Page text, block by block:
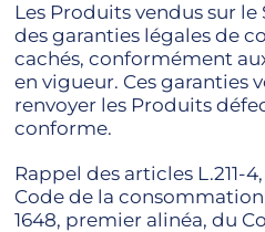
Les Produits vendus sur
des garanties légales de
cachés, conformément
en vigueur. Ces garanties
renvoyer les Produits
conforme.
Rappel des articles L.211-4,
Code de la
1648, premier alinéa, du